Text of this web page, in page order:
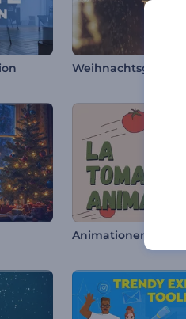
Weihnachtsgrüße-